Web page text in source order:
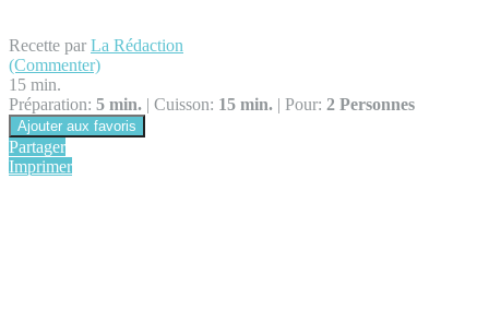
Recette par La Rédaction
(Commenter)
15 min.
Préparation: 5 min. | Cuisson: 15 min. | Pour: 2 Personnes
Ajouter aux favoris
Partager
Imprimer